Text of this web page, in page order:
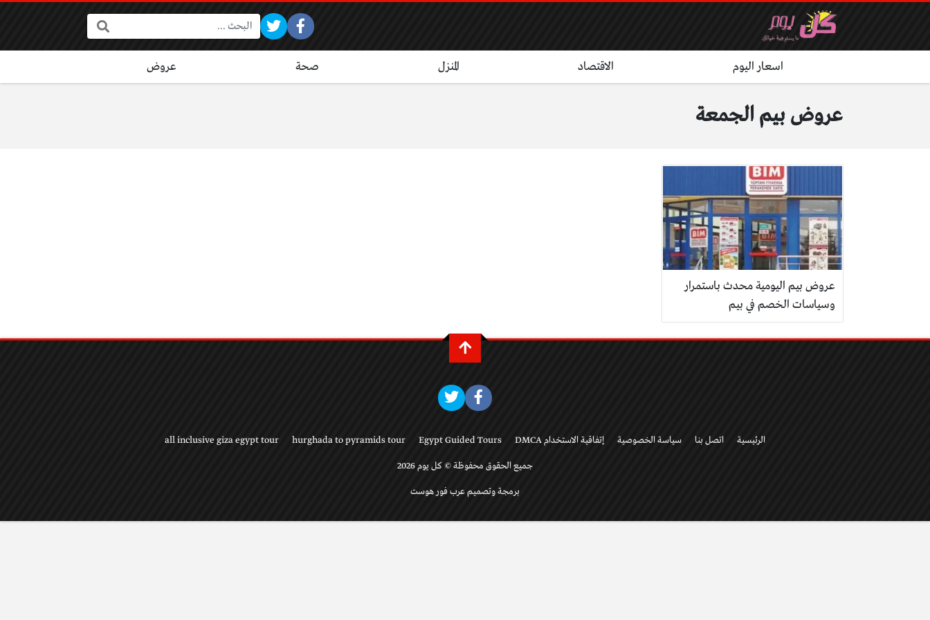
البحث:
اسعار اليوم الاقتصاد المنزل صحة عروض
عروض بيم الجمعة
عروض بيم اليومية محدث باستمرار
وسياسات الخصم في بيم
الرئيسية اتصل بنا سياسة الخصوصية إتفاقية الاستخدام DMCA Egypt Guided Tours
hurghada to pyramids tour
all inclusive giza egypt tour
جميع الحقوق محفوظة © كل يوم 2026
برمجة وتصميم عرب فور هوست